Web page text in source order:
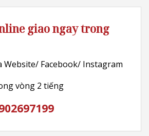
giao ngay trong
Website/ Facebook/ Instagram
vòng 2 tiếng